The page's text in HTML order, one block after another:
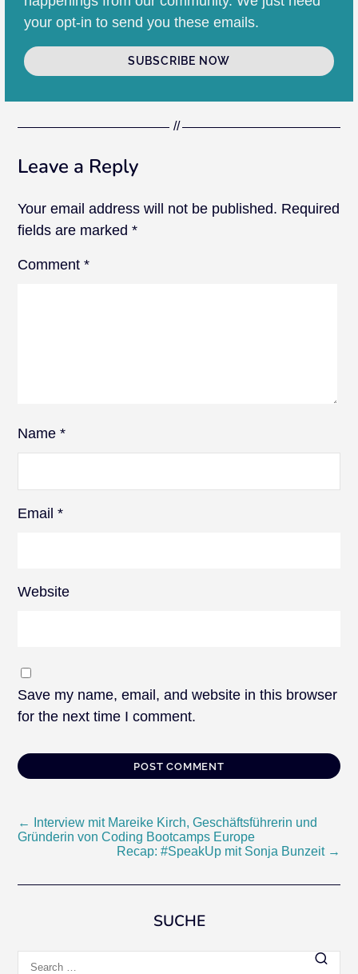
your opt-in to send you these emails.
SUBSCRIBE NOW
Leave a Reply
Your email address will not be published. Required
fields are marked*
Comment*
Name*
Email*
Website
Save my name, email, and website in this browser
for the next time I comment.
Post
navigation
←
Interview mit Mareike Kirch, Geschäftsführerin und
Gründerin von Coding Bootcamps Europe
Recap: #SpeakUp mit Sonja Bunzeit →
SUCHE